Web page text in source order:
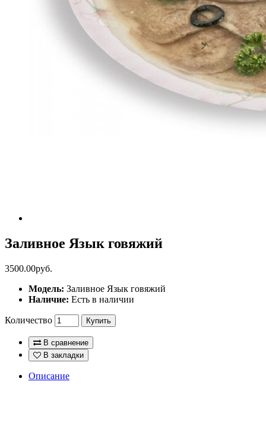
Заливное Язык говяжий
3500.00руб.
Модель: Заливное Язык говяжий
Наличие: Есть в наличии
Количество Купить
В сравнение
В закладки
Описание